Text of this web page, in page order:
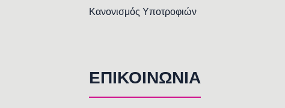
Κανονισμός Υποτροφιών
ΕΠΙΚΟΙΝΩΝΙΑ